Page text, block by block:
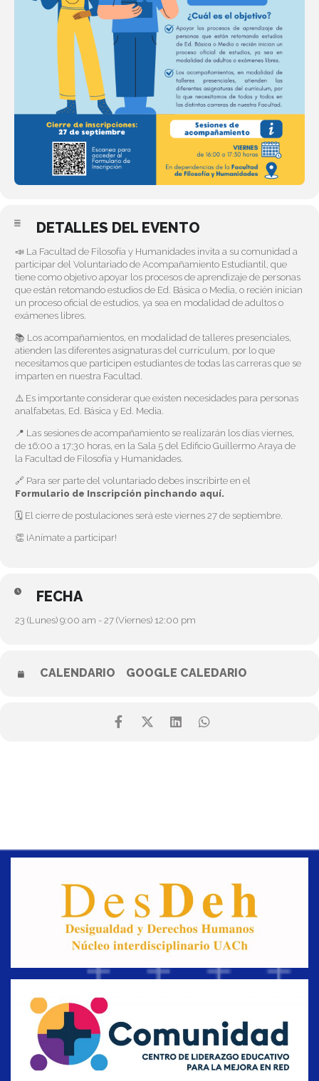
DETALLES DEL EVENTO
📣 La Facultad de Filosofía y Humanidades invita a su comunidad a
participar del Voluntariado de Acompañamiento Estudiantil, que
tiene como objetivo apoyar los procesos de aprendizaje de personas
que están retomando estudios de Ed. Básica o Media, o recién inician
un proceso oficial de estudios, ya sea en modalidad de adultos o
exámenes libres.
📚 Los acompañamientos, en modalidad de talleres presenciales,
atienden las diferentes asignaturas del currículum, por lo que
necesitamos que participen estudiantes de todas las carreras que se
imparten en nuestra Facultad.
⚠️ Es importante considerar que existen necesidades para personas
analfabetas, Ed. Básica y Ed. Media.
📍 Las sesiones de acompañamiento se realizarán los días viernes,
de 16:00 a 17:30 horas, en la Sala 5 del Edificio Guillermo Araya de
la Facultad de Filosofía y Humanidades.
🔗 Para ser parte del voluntariado debes inscribirte en el
Formulario de Inscripción pinchando aquí.
🗓️ El cierre de postulaciones será este viernes 27 de septiembre.
👏 ¡Anímate a participar!
FECHA
23 (Lunes) 9:00 am - 27 (Viernes) 12:00 pm
CALENDARIO GOOGLE CALEDARIO